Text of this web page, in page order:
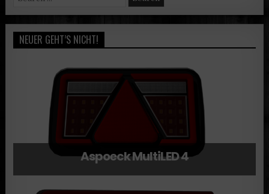
NEUER GEHT’S NICHT!
Aspoeck MultiLED 4